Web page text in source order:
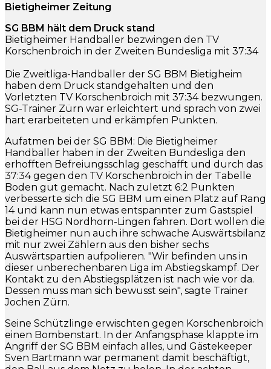
Bietigheimer Zeitung
SG BBM hält dem Druck stand
Bietigheimer Handballer bezwingen den TV
Korschenbroich in der Zweiten Bundesliga mit 37:34
Die Zweitliga-Handballer der SG BBM Bietigheim
haben dem Druck standgehalten und den
Vorletzten TV Korschenbroich mit 37:34 bezwungen.
SG-Trainer Zürn war erleichtert und sprach von zwei
hart erarbeiteten und erkämpfen Punkten.
Aufatmen bei der SG BBM: Die Bietigheimer
Handballer haben in der Zweiten Bundesliga den
erhofften Befreiungsschlag geschafft und durch das
37:34 gegen den TV Korschenbroich in der Tabelle
Boden gut gemacht. Nach zuletzt 6:2 Punkten
verbesserte sich die SG BBM um einen Platz auf Rang
14 und kann nun etwas entspannter zum Gastspiel
bei der HSG Nordhorn-Lingen fahren. Dort wollen die
Bietigheimer nun auch ihre schwache Auswärtsbilanz
mit nur zwei Zählern aus den bisher sechs
Auswärtspartien aufpolieren. "Wir befinden uns in
dieser unberechenbaren Liga im Abstiegskampf. Der
Kontakt zu den Abstiegsplätzen ist nach wie vor da.
Dessen muss man sich bewusst sein", sagte Trainer
Jochen Zürn.
Seine Schützlinge erwischten gegen Korschenbroich
einen Bombenstart. In der Anfangsphase klappte im
Angriff der SG BBM einfach alles, und Gästekeeper
Sven Bartmann war permanent damit beschäftigt,